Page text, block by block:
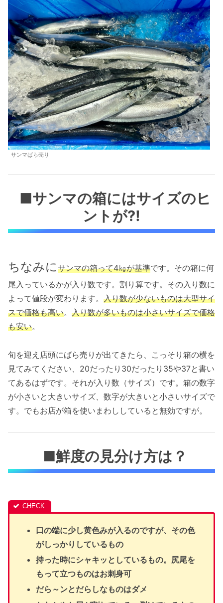
サンマばら売り
■サンマの箱にはサイズのヒ
ントが⁈
ちなみにサンマの箱って4㎏が基準です。その箱に何
尾入っているかが入り数です。割り算です。その入り数に
よって値段が変わります。 入り数が少ないものは大型サイ
スで価格も高い。 入り数が多いものは小さいサイズで価格
も安い。
旬を迎え店頭にばら売りが出てきたら、こっそり箱の横を
見てみてください、20だったり30だったり35や37と書い
てあるはずです。それが入り数（サイズ）です。箱の数字
が小さいと大きいサイズ、数字が大きいと小さいサイズで
す。でもお店が箱を使いまわししていると無効ですが。
■鮮度の見分け方は？
口の端に少し黄色みが入るのですが、その色
がしっかりしているもの
持った時にシャキッとしているもの。尻尾を
もって立つものはお刺身可
だら～ンとだらしなものはダメ